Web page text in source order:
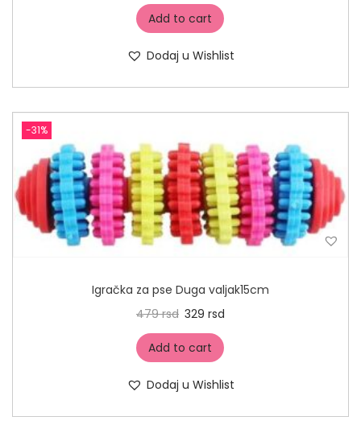
Add to cart
Dodaj u Wishlist
-31%
Igračka za pse Duga valjak15cm
479rsd 329 rsd
Add to cart
Dodaj u Wishlist